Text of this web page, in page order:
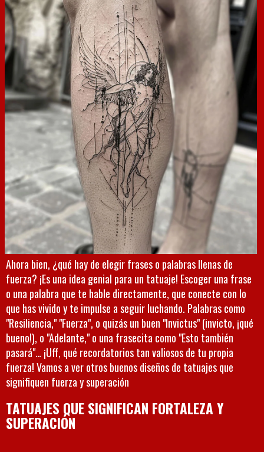
Ahora bien, ¿qué hay de elegir frases o palabras llenas de
fuerza? ¡Es una idea genial para un tatuaje! Escoger una frase
o una palabra que te hable directamente, que conecte con lo
que has vivido y te impulse a seguir luchando. Palabras como
"Resiliencia," "Fuerza", o quizás un buen "Invictus" (invicto, ¡qué
bueno!), o "Adelante," o una frasecita como "Esto también
pasará"… ¡Uff, qué recordatorios tan valiosos de tu propia
fuerza! Vamos a ver otros buenos diseños de tatuajes que
signifiquen fuerza y superación
TATUAJES QUE SIGNIFICAN FORTALEZA Y
SUPERACIÓN